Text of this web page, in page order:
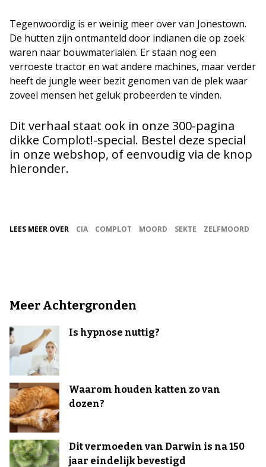
Tegenwoordig is er weinig meer over van Jonestown.
De hutten zijn ontmanteld door indianen die op zoek
waren naar bouwmaterialen. Er staan nog een
verroeste tractor en wat andere machines, maar verder
heeft de jungle weer bezit genomen van de plek waar
zoveel mensen het geluk probeerden te vinden.
Dit verhaal staat ook in onze 300-pagina
dikke Complot!-special. Bestel deze special
in onze webshop, of eenvoudig via de knop
hieronder.
LEES MEER OVER CIA COMPLOT MOORD SEKTE ZELFMOORD
Meer Achtergronden
Is hypnose nuttig?
Waarom houden katten zo van
dozen?
Dit vermoeden van Darwin is na 150
jaar eindelijk bevestigd